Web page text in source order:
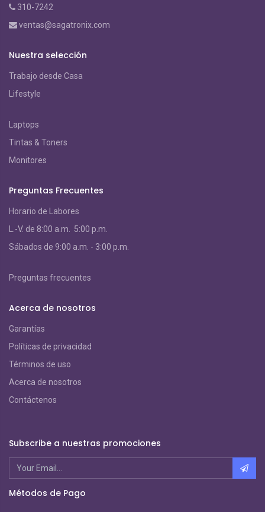
310-7242
ventas@sagatronix.com
Nuestra selección
Trabajo desde Casa
Lifestyle
Laptops
Tintas & Toners
Monitores
Preguntas Frecuentes
Horario de Labores
L.-V. de 8:00 a.m. 5:00 p.m.
Sábados de 9:00 a.m. - 3:00 p.m.
Preguntas frecuentes
Acerca de nosotros
Garantías
Políticas de privacidad
Términos de uso
Acerca de nosotros
Contáctenos
Subscribe a nuestras promociones
Métodos de Pago